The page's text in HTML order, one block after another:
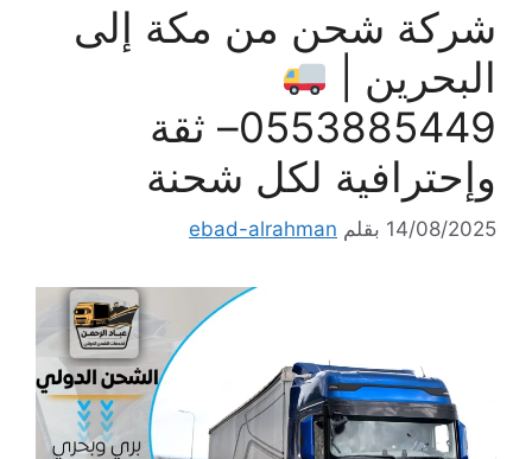
شركة شحن من مكة إلى
البحرين |
0553885449– ثقة
وإحترافية لكل شحنة
14/08/2025 بقلم ebad-alrahman